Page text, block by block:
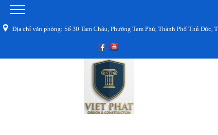
văn phòng: Số 30 Tam Châu, Phường Tam Phú, Thành Phố Thủ Đức, TPHCM